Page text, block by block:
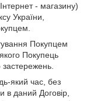
- магазину)
України,
Покупцем
Покупець
застережень.
який час, без
в даний Договір,